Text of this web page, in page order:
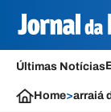
Últimas Notícias
Home>arraiá